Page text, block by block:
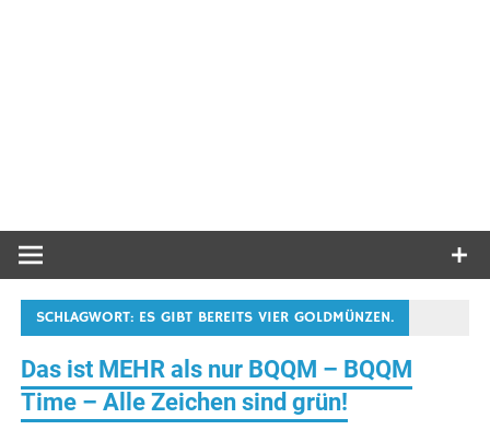
SCHLAGWORT: ES GIBT BEREITS VIER GOLDMÜNZEN.
Das ist MEHR als nur BQQM – BQQM
Time – Alle Zeichen sind grün!